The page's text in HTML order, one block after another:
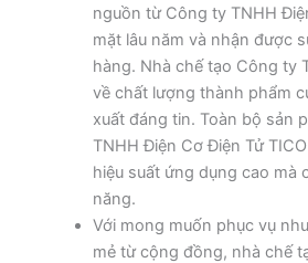
nguồn từ Công ty TNHH
mặt lâu năm và nhận được
hàng. Nhà chế tạo Công ty
về chất lượng thành phẩm
xuất đáng tin. Toàn bộ sản
TNHH Điện Cơ Điện Tử
hiệu suất ứng dụng cao mà
năng.
Với mong muốn phục vụ
mẻ từ cộng đồng, nhà chế